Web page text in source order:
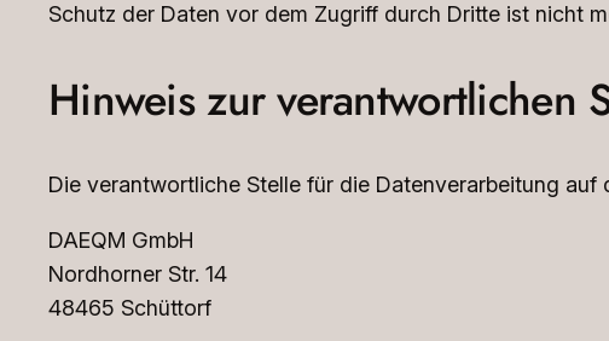
Schutz der Daten vor dem Zugriff durch Dritte ist nicht
Hinweis zur verantwortlichen
Die verantwortliche Stelle für die Datenverarbeitung auf
DAEQM GmbH
Nordhorner Str. 14
48465 Schüttorf